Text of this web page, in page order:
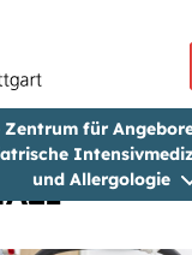
Zentrum für
und Allergologie